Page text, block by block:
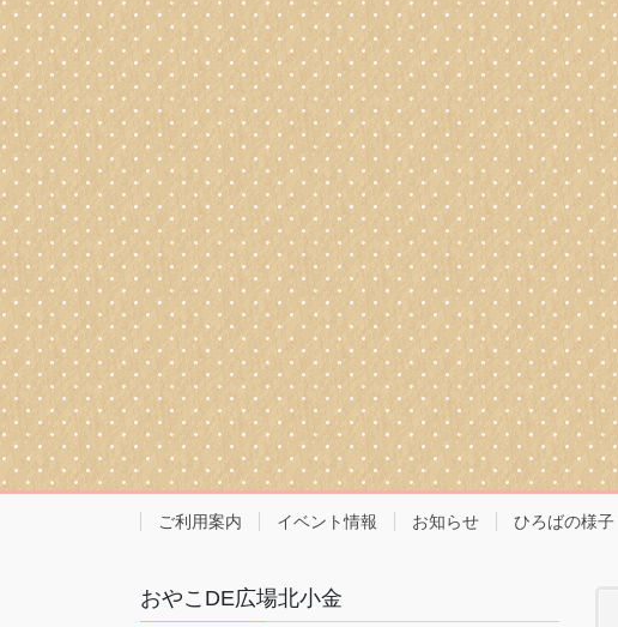
ご利用案内 イベント情報 お知らせ ひろばの様子
おやこDE広場北小金